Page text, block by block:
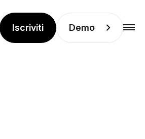
Iscriviti Demo